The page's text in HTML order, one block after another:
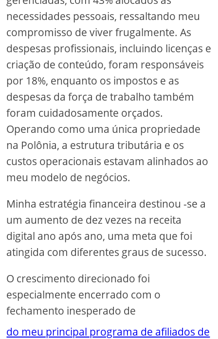
necessidades pessoais, ressaltando meu
compromisso de viver frugalmente. As
despesas profissionais, incluindo licenças e
criação de conteúdo, foram responsáveis ​​
por 18%, enquanto os impostos e as
despesas da força de trabalho também
foram cuidadosamente orçados.
Operando como uma única propriedade
na Polônia, a estrutura tributária e os
custos operacionais estavam alinhados ao
meu modelo de negócios.
Minha estratégia financeira destinou -se a
um aumento de dez vezes na receita
digital ano após ano, uma meta que foi
atingida com diferentes graus de sucesso.
O crescimento direcionado foi
especialmente encerrado com o
fechamento inesperado de
do meu principal programa de afiliados de